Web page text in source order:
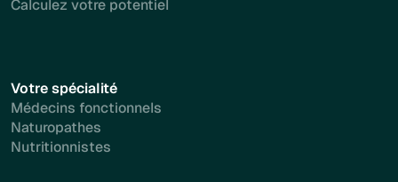
Calculez votre potentiel
Votre spécialité
Médecins fonctionnels
Naturopathes
Nutritionnistes